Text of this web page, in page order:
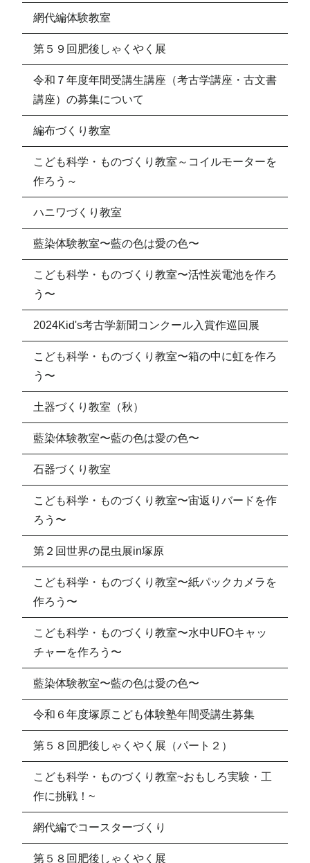
網代編体験教室
第５９回肥後しゃくやく展
令和７年度年間受講生講座（考古学講座・古文書
講座）の募集について
編布づくり教室
こども科学・ものづくり教室～コイルモーターを
作ろう～
ハニワづくり教室
藍染体験教室〜藍の色は愛の色〜
こども科学・ものづくり教室〜活性炭電池を作ろ
う〜
2024Kid's考古学新聞コンクール入賞作巡回展
こども科学・ものづくり教室〜箱の中に虹を作ろ
う〜
土器づくり教室（秋）
藍染体験教室〜藍の色は愛の色〜
石器づくり教室
こども科学・ものづくり教室〜宙返りバードを作
ろう〜
第２回世界の昆虫展in塚原
こども科学・ものづくり教室〜紙パックカメラを
作ろう〜
こども科学・ものづくり教室〜水中UFOキャッ
チャーを作ろう〜
藍染体験教室〜藍の色は愛の色〜
令和６年度塚原こども体験塾年間受講生募集
第５８回肥後しゃくやく展（パート２）
こども科学・ものづくり教室~おもしろ実験・工
作に挑戦！~
網代編でコースターづくり
第５８回肥後しゃくやく展